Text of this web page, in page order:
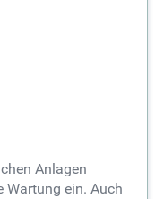
Anlagen
ein. Auch